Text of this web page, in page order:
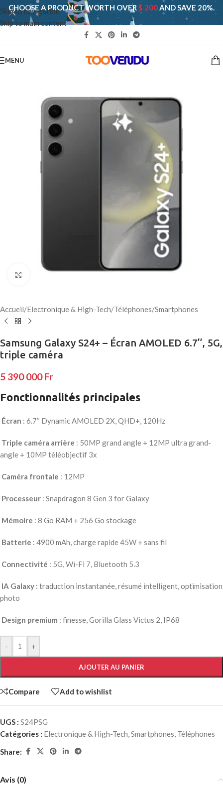
Skip to navigation
Skip to main content
CHOOSE A PRODUCT WORTH OVER$ 200AND SAVE 20%.
MENU
Click to enlarge
Accueil/Electronique & High-Tech/Téléphones/Smartphones
Samsung Galaxy S24+ – Écran AMOLED 6.7’’, 5G,
triple caméra
5 390 000Fr
Fonctionnalités principales
Écran : 6.7’’ Dynamic AMOLED 2X, QHD+, 120Hz
Triple caméra arrière : 50MP grand angle + 12MP ultra grand-
angle + 10MP téléobjectif 3x
Caméra frontale : 12MP
Processeur : Snapdragon 8 Gen 3 for Galaxy
Mémoire : 8 Go RAM + 256 Go stockage
Batterie : 4900 mAh, charge rapide 45W + sans fil
Connectivité : 5G, Wi-Fi 7, Bluetooth 5.3
IA Galaxy : traduction instantanée, résumé intelligent, optimisation
photo
Design premium : finesse, Gorilla Glass Victus 2, IP68
- +
AJOUTER AU PANIER
Compare Add to wishlist
UGS : S24PSG
Catégories : Electronique & High-Tech,Smartphones, Téléphones
Share:
Avis (0)